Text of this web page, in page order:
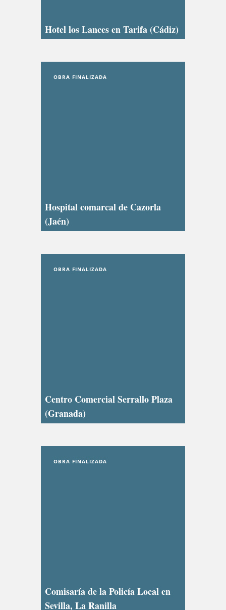
Hotel los Lances en Tarifa (Cádiz)
OBRA FINALIZADA
Hospital comarcal de Cazorla
(Jaén)
OBRA FINALIZADA
Centro Comercial Serrallo Plaza
(Granada)
OBRA FINALIZADA
Comisaría de la Policía Local en
Sevilla, La Ranilla